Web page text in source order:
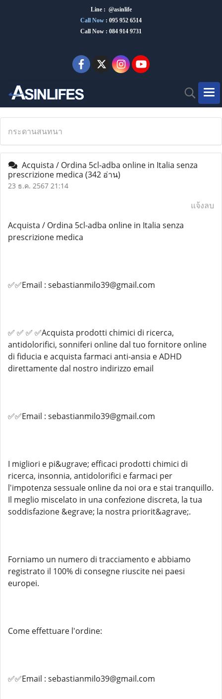
Line : @asinlife
Call Now : 095 952 6514
Call Now : 084 914 9731
กระดานสนทนา
Acquista / Ordina 5cl-adba online in Italia senza
prescrizione medica (342 อ่าน)
23 ธ.ค. 2567 21:14
แจ้งลบ
Acquista / Ordina 5cl-adba online in Italia senza
prescrizione medica
✅✅Email : sebastianmilo39@gmail.com
✅ ✅ ✅ ✅Acquista prodotti chimici di ricerca,
antidolorifici, sonniferi online dal tuo fornitore online
di fiducia e acquista farmaci anti-ansia e ADHD
direttamente dal nostro indirizzo email
✅✅Email : sebastianmilo39@gmail.com
I migliori e pi&ugrave; efficaci prodotti chimici di
ricerca, insonnia, antidolorifici e farmaci per
l'impotenza sessuale online da noi ora e stai tranquillo.
Il meglio miscelato in una confezione discreta, la tua
soddisfazione &egrave; la nostra priorit&agrave;.
Forniamo un numero di tracciamento e abbiamo
registrato il 100% di consegne riuscite nei paesi
europei.
Come effettuare l'ordine:
✅✅Email : sebastianmilo39@gmail.com